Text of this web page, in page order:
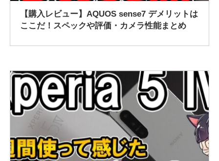
【購入レビュー】AQUOS sense7 デメリットは
ここだ！スペックや評価・カメラ性能まとめ